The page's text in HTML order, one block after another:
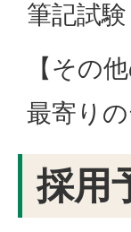
筆記試験
【その
最寄り
採用